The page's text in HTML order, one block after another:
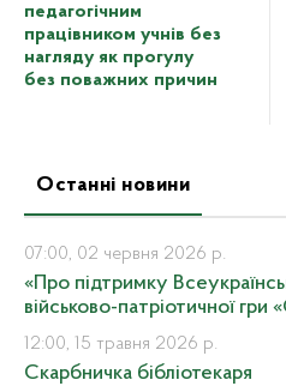
педагогічним
працівником учнів без
нагляду як прогулу
без поважних причин
Останні новини
07:00, 02 червня 2026 р.
«Про підтримку
військово-патріотичної
12:00, 15 травня 2026 р.
Скарбничка бібліотекаря